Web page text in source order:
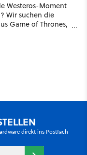
Westeros-Moment
Wir suchen die
Game of Thrones,
direkt ins Postfach